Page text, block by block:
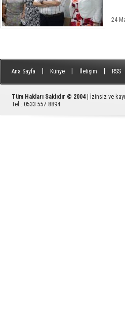
24
Ana Sayfa Künye İletişim RSS
Tüm Hakları Saklıdır © 2004
| İzinsiz ve
Tel : 0533 557 8894